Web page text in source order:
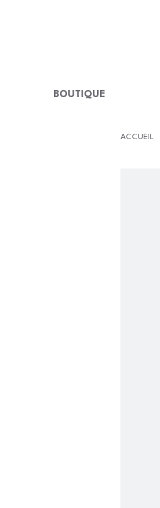
BOUTIQUE
ACCUEIL